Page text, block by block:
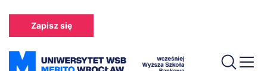
treści
Zapisz się